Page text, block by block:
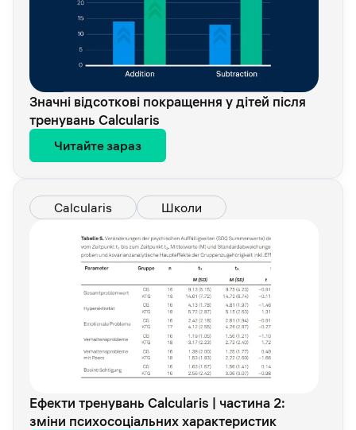
Значні відсоткові покращення у дітей після
тренувань Calcularis
Читайте зараз
Calcularis Школи
Ефекти тренувань Calcularis | частина 2:
зміни психосоціальних характеристик